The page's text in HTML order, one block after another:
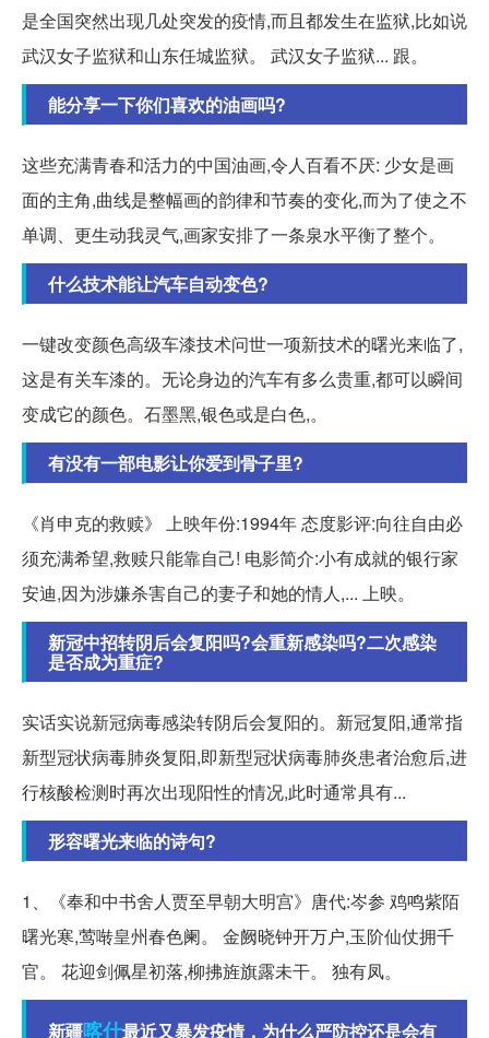
是全国突然出现几处突发的疫情,而且都发生在监狱,比如说
武汉女子监狱和山东任城监狱。 武汉女子监狱... 跟。
能分享一下你们喜欢的油画吗?
这些充满青春和活力的中国油画,令人百看不厌: 少女是画
面的主角,曲线是整幅画的韵律和节奏的变化,而为了使之不
单调、更生动我灵气,画家安排了一条泉水平衡了整个。
什么技术能让汽车自动变色?
一键改变颜色高级车漆技术问世一项新技术的曙光来临了,
这是有关车漆的。无论身边的汽车有多么贵重,都可以瞬间
变成它的颜色。石墨黑,银色或是白色,。
有没有一部电影让你爱到骨子里?
《肖申克的救赎》 上映年份:1994年 态度影评:向往自由必
须充满希望,救赎只能靠自己! 电影简介:小有成就的银行家
安迪,因为涉嫌杀害自己的妻子和她的情人,... 上映。
新冠中招转阴后会复阳吗?会重新感染吗?二次感染
是否成为重症?
实话实说新冠病毒感染转阴后会复阳的。新冠复阳,通常指
新型冠状病毒肺炎复阳,即新型冠状病毒肺炎患者治愈后,进
行核酸检测时再次出现阳性的情况,此时通常具有...
形容曙光来临的诗句?
1、《奉和中书舍人贾至早朝大明宫》唐代:岑参 鸡鸣紫陌
曙光寒,莺啭皇州春色阑。 金阙晓钟开万户,玉阶仙仗拥千
官。 花迎剑佩星初落,柳拂旌旗露未干。 独有凤。
新疆喀什最近又暴发疫情，为什么严防控还是会有